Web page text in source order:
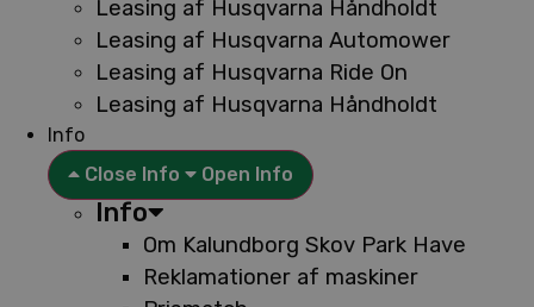
Leasing af Husqvarna Håndholdt
Leasing af Husqvarna Automower
Leasing af Husqvarna Ride On
Leasing af Husqvarna Håndholdt
Info
Close Info
Open Info
Info
Om Kalundborg Skov Park Have
Reklamationer af maskiner